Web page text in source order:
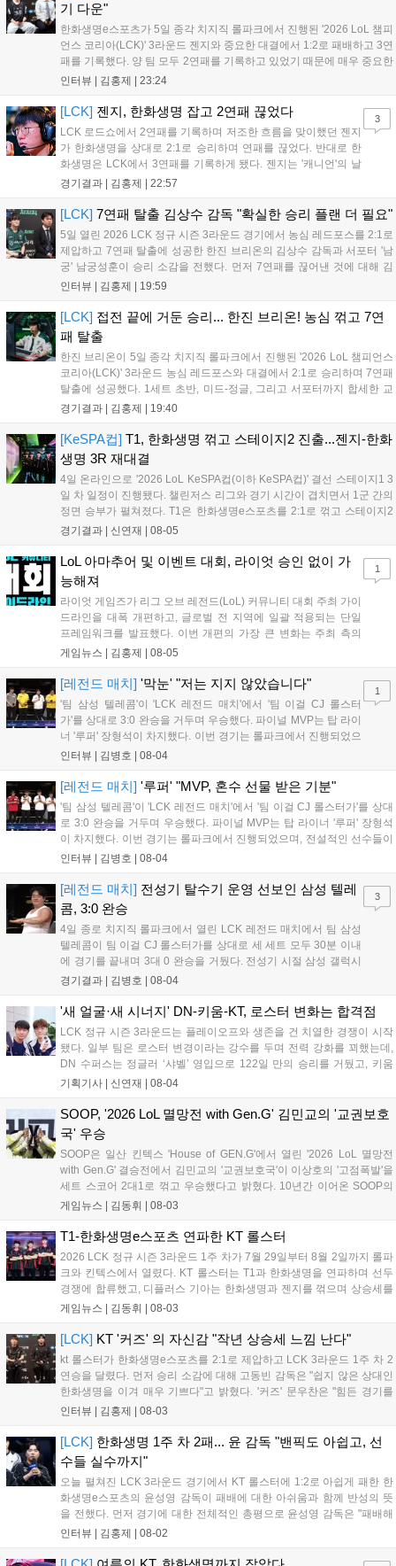
기 다운"
한화생명e스포츠가 5일 종각 치지직 롤파크에서 진행된 '2026 LoL 챔피
언스 코리아(LCK)' 3라운드 젠지와 중요한 대결에서 1:2로 패배하고 3연
패를 기록했다. 양 팀 모두 2연패를 기록하고 있었기 때문에 매우 중요한
경기였는데, 연패를 탈출하고 웃은 팀은 젠지였다. 한화생명e스포츠 윤
인터뷰 | 김홍제 23:24
[LCK] 젠지, 한화생명 잡고 2연패 끊었다
LCK 로드쇼에서 2연패를 기록하며 저조한 흐름을 맞이했던 젠지
가 한화생명을 상대로 2:1로 승리하며 연패를 끊었다. 반대로 한
화생명은 LCK에서 3연패를 기록하게 됐다. 젠지는 '캐니언'의 날
카로운 갱킹으로 '제우스'의 럼블을 상대로 점멸까지 빼내고 킬을
따냈고, 바텀 원딜끼리 1:1 교전...
경기결과 | 김홍제 22:57
3
[LCK] 7연패 탈출 김상수 감독 "확실한 승리 플랜 더 필요"
5일 열린 2026 LCK 정규 시즌 3라운드 경기에서 농심 레드포스를 2:1로
제압하고 7연패 탈출에 성공한 한진 브리온의 김상수 감독과 서포터 '남
궁' 남궁성훈이 승리 소감을 전했다. 먼저 7연패를 끊어낸 것에 대해 김
상수 감독은 "이겨서 정말 기쁘고 잘해준 선수들에게 고맙다"고 전했고,
인터뷰 | 김홍제 19:59
[LCK] 접전 끝에 거둔 승리... 한진 브리온! 농심 꺾고 7연
패 탈출
한진 브리온이 5일 종각 치지직 롤파크에서 진행된 '2026 LoL 챔피언스
코리아(LCK)' 3라운드 농심 레드포스와 대결에서 2:1로 승리하며 7연패
탈출에 성공했다. 1세트 초반, 미드-정글, 그리고 서포터까지 합세한 교
전에서 서로 2킬씩 교환한 뒤 서로 팽팽한 상황이 이어졌다. 그리고 20
경기결과 | 김홍제 19:40
[KeSPA컵] T1, 한화생명 꺾고 스테이지2 진출...젠지-한화
생명 3R 재대결
4일 온라인으로 '2026 LoL KeSPA컵(이하 KeSPA컵)' 결선 스테이지1 3
일 차 일정이 진행됐다. 챌린저스 리그와 경기 시간이 겹치면서 1군 간의
정면 승부가 펼쳐졌다. T1은 한화생명e스포츠를 2:1로 꺾고 스테이지2
로 진출했고, 젠지 e스포츠는 DN 수퍼스를 완파하며 3라운드로 향했다.
경기결과 | 신연재 08-05
LoL 아마추어 및 이벤트 대회, 라이엇 승인 없이 가
능해져
라이엇 게임즈가 리그 오브 레전드(LoL) 커뮤니티 대회 주최 가이
드라인을 대폭 개편하고, 글로벌 전 지역에 일괄 적용되는 단일
프레임워크를 발표했다. 이번 개편의 가장 큰 변화는 주최 측의
자율성 보장이다. 그동안 대회를 개최할 때 필요했던 라이엇 게임
현황 양식만 제출하면 PC방 LAN 대회...
게임뉴스 | 김홍제 08-05
1
[레전드 매치] '막눈' "저는 지지 않았습니다"
'팀 삼성 텔레콤'이 'LCK 레전드 매치'에서 '팀 이걸 CJ 롤스터
가'를 상대로 3:0 완승을 거두며 우승했다. 파이널 MVP는 탑 라이
너 '루퍼' 장형석이 차지했다. 이번 경기는 롤파크에서 진행되었으
며, 전설적인 선수들이 모여 수준 높은 경기력을 선보였다. 선수
이러한 레전드 매치가 다시 열리기를 희망하며 경기를 성공적으
로 마무리했다....
인터뷰 | 김병호 08-04
1
[레전드 매치] '루퍼' "MVP, 혼수 선물 받은 기분"
'팀 삼성 텔레콤'이 'LCK 레전드 매치'에서 '팀 이걸 CJ 롤스터가'를 상대
로 3:0 완승을 거두며 우승했다. 파이널 MVP는 탑 라이너 '루퍼' 장형석
이 차지했다. 이번 경기는 롤파크에서 진행되었으며, 전설적인 선수들이
모여 수준 높은 경기력을 선보였다. 선수들은 오랜만에 팬들과 소통하며
희망하며 경기를 성공적으로 마무리했다....
인터뷰 | 김병호 08-04
[레전드 매치] 전성기 탈수기 운영 선보인 삼성 텔레
콤, 3:0 완승
4일 종로 치지직 롤파크에서 열린 LCK 레전드 매치에서 팀 삼성
텔레콤이 팀 이걸 CJ 롤스터가를 상대로 세 세트 모두 30분 이내
에 경기를 끝내며 3대 0 완승을 거뒀다. 전성기 시절 삼성 갤럭시
의 탈수기 운영을 재현한 팀 삼성 텔레콤은 전 라인의 고른 성장
인드 픽까지 완벽하게 가져오며 압도적인 경기력으로 승리를 확
정 지었다....
경기결과 | 김병호 08-04
3
'새 얼굴·새 시너지' DN-키움-KT, 로스터 변화는 합격점
LCK 정규 시즌 3라운드는 플레이오프와 생존을 건 치열한 경쟁이 시작
됐다. 일부 팀은 로스터 변경이라는 강수를 두며 전력 강화를 꾀했는데,
DN 수퍼스는 정글러 ‘샤벨’ 영입으로 122일 만의 승리를 거뒀고, 키움
DRX는 ‘에이밍’ 합류 후 즉각적인 승리를 따냈다. kt 롤스터는 내부 갈등
불식시켰다. 오는 5일부터 3라운드 2주 차가 시작되는 가운데, 변화를
준 팀들이 상승세를 이어갈지 주목된다....
기획기사 | 신연재 08-04
SOOP, '2026 LoL 멸망전 with Gen.G' 김민교의 '교권보호
국' 우승
SOOP은 일산 킨텍스 'House of GEN.G'에서 열린 '2026 LoL 멸망전
with Gen.G' 결승전에서 김민교의 '교권보호국'이 이상호의 '고점폭발'을
세트 스코어 2대1로 꺾고 우승했다고 밝혔다. 10년간 이어온 SOOP의
대표 e스포츠 콘텐츠인 멸망전은 스트리머들이 팀을 구성해 대결하는
국은 상금 2,500만 원과 젠지 선수 합동 방송 기회를 얻었으며, 파이널
MVP는 김레인이 선정되었다. 이번 행사는 많은 팬들의 관심을 모으며
성황리에 종료되었다....
게임뉴스 | 김동휘 08-03
T1-한화생명e스포츠 연파한 KT 롤스터
2026 LCK 정규 시즌 3라운드 1주 차가 7월 29일부터 8월 2일까지 롤파
크와 킨텍스에서 열렸다. KT 롤스터는 T1과 한화생명을 연파하며 선두
경쟁에 합류했고, 디플러스 기아는 한화생명과 젠지를 꺾으며 상승세를
입증했다. 라이즈 그룹에서는 농심 레드포스가 유일하게 2연승을 기록
이번 주 차에는 루시드의 통산 2,000어시스트와 리헨즈의 통산 500킬
달성 등 주요 기록도 함께 작성되었다....
게임뉴스 | 김동휘 08-03
[LCK] KT '커즈' 의 자신감 "작년 상승세 느낌 난다"
kt 롤스터가 한화생명e스포츠를 2:1로 제압하고 LCK 3라운드 1주 차 2
연승을 달렸다. 먼저 승리 소감에 대해 고동빈 감독은 "쉽지 않은 상대인
한화생명을 이겨 매우 기쁘다"고 밝혔다. '커즈' 문우찬은 "힘든 경기를
예상했고 실제로도 쉽지 않았지만, 우리의 장점을 잘 살려 승리해 기분
인터뷰 | 김홍제 08-03
[LCK] 한화생명 1주 차 2패... 윤 감독 "밴픽도 아쉽고, 선
수들 실수까지"
오늘 펼쳐진 LCK 3라운드 경기에서 KT 롤스터에 1:2로 아쉽게 패한 한
화생명e스포츠의 윤성영 감독이 패배에 대한 아쉬움과 함께 반성의 뜻
을 전했다. 먼저 경기에 대한 전체적인 총평으로 윤성영 감독은 "패배해
서 아쉽지만, 부족한 부분을 잘 보완해 다음 경기에서는 반드시 승리하
소 아쉬...
인터뷰 | 김홍제 08-02